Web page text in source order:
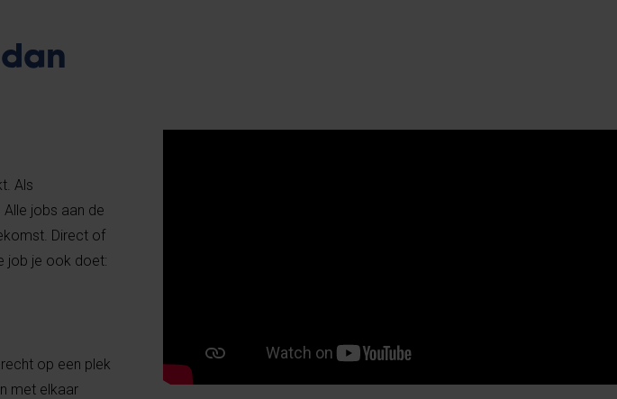
Als
jobs aan de
Direct of
job je ook doet:
op een plek
met elkaar